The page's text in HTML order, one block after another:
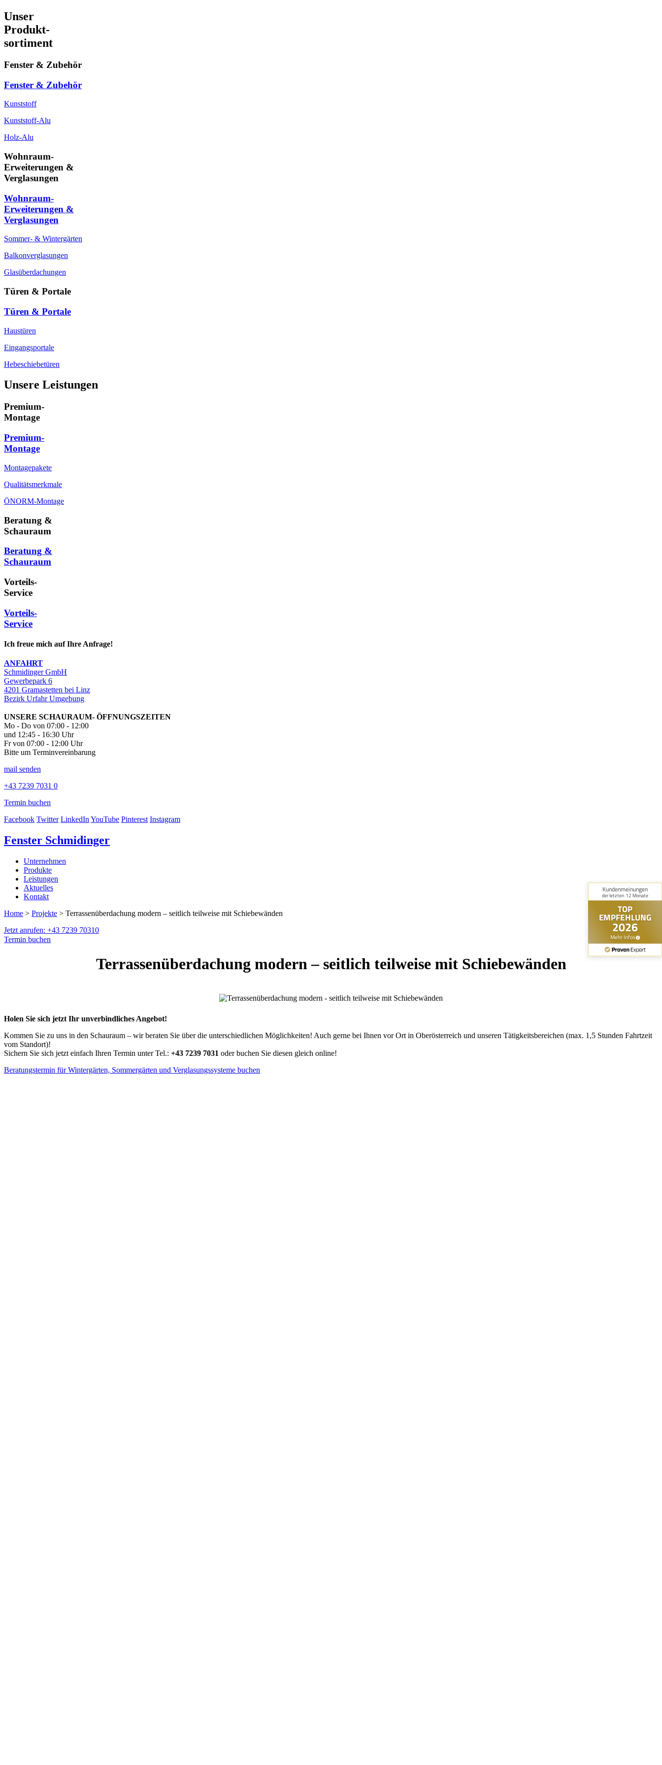
Unser
Produkt-
sortiment
Fenster & Zubehör
Fenster & Zubehör
Kunststoff
Kunststoff-Alu
Holz-Alu
Wohnraum-
Erweiterungen &
Verglasungen
Wohnraum-
Erweiterungen &
Verglasungen
Sommer- & Wintergärten
Balkonverglasungen
Glasüberdachungen
Türen & Portale
Türen & Portale
Haustüren
Eingangsportale
Hebeschiebetüren
Unsere Leistungen
Premium-
Montage
Premium-
Montage
Montagepakete
Qualitätsmerkmale
ÖNORM-Montage
Beratung &
Schauraum
Beratung &
Schauraum
Vorteils-
Service
Vorteils-
Service
Ich freue mich auf Ihre Anfrage!
ANFAHRT
Schmidinger GmbH
Gewerbepark 6
4201 Gramastetten bei Linz
Bezirk Urfahr Umgebung
UNSERE SCHAURAUM- ÖFFNUNGSZEITEN
Mo - Do von 07:00 - 12:00
und 12:45 - 16:30 Uhr
Fr von 07:00 - 12:00 Uhr
Bitte um Terminvereinbarung
mail senden
+43 7239 7031 0
Termin buchen
Facebook Twitter LinkedInYouTube Pinterest Instagram
Fenster Schmidinger
Unternehmen
Produkte
Leistungen
Aktuelles
Kontakt
Home > Projekte > Terrassenüberdachung modern – seitlich teilweise mit Schiebewänden
Jetzt anrufen: +43 7239 70310
Termin buchen
Terrassenüberdachung modern – seitlich teilweise mit Schiebewänden
Holen Sie sich jetzt Ihr unverbindliches Angebot!
Kommen Sie zu uns in den Schauraum – wir beraten Sie über die unterschiedlichen Möglichkeiten! Auch gerne bei Ihnen vor Ort in Oberösterreich und unseren Tätigkeitsbereichen (max. 1,5 Stunden Fahrtzeit
vom Standort)!
Sichern Sie sich jetzt einfach Ihren Termin unter Tel.: +43 7239 7031 oder buchen Sie diesen gleich online!
Beratungstermin für Wintergärten, Sommergärten und Verglasungssysteme buchen